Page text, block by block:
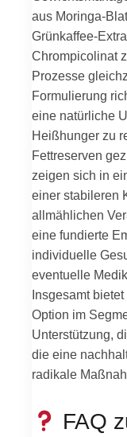
aus Moringa-
Grünkaffee-
Chrompicolinat
Prozesse
Formulierung
eine natürliche
Heißhunger zu
Fettreserven
zeigen sich in
einer stabileren
allmählichen
eine fundierte
individuelle
eventuelle
Insgesamt
Option im
Unterstützung,
die eine
radikale
FAQ